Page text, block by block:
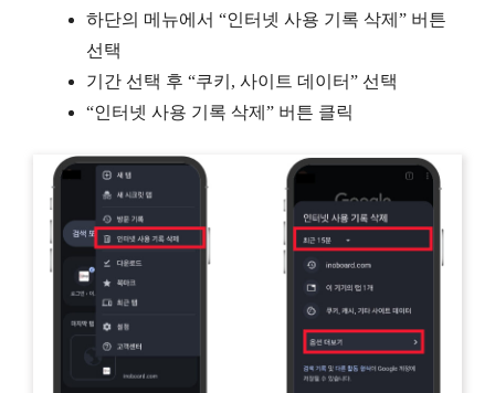
하단의 메뉴에서 “인터넷 사용 기록 삭제” 버튼
선택
기간 선택 후 “쿠키, 사이트 데이터” 선택
“인터넷 사용 기록 삭제” 버튼 클릭